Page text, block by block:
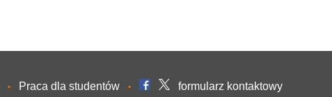
• Praca dla studentów • formularz kontaktowy